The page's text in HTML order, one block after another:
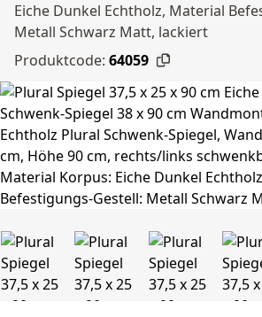
Eiche Dunkel Echtholz, Material
Metall Schwarz Matt, lackiert
Produktcode: 64059